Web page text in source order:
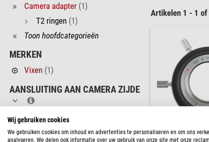
Camera adapter (1)
T2 ringen (1)
Toon hoofdcategorieën
MERKEN
Vixen (1)
AANSLUITING AAN CAMERA ZIJDE
Nikon-Bajonett
TELESCOOP AANSLUITING
Artikelen 1 - 1 of
Wij gebruiken cookies
We gebruiken cookies om inhoud en advertenties te personaliseren en om ons
analyseren. We delen ook informatie over uw gebruik van onze site met onze